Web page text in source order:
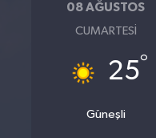
08 AĞUSTOS
CUMARTESI
25°
Güneşli